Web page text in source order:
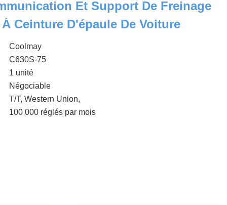
Et Support De Freinage
Ceinture D'épaule De Voiture
Coolmay
C630S-75
1 unité
Négociable
T/T, Western Union,
100 000 réglés par mois